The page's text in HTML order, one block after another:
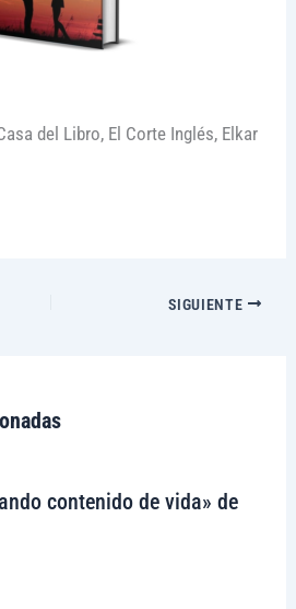
del Libro, El Corte Inglés, Elkar
SIGUIENTE
contenido de vida» de